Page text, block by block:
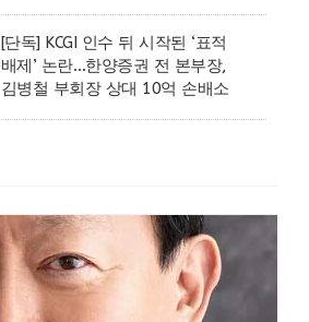
[단독] KCGI 인수 뒤 시작된 ‘표적
배제’ 논란…한양증권 전 본부장,
김병철 부회장 상대 10억 손배소